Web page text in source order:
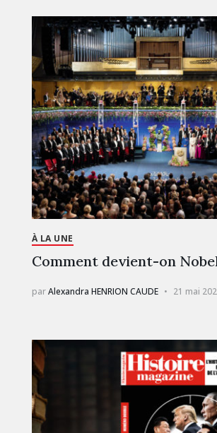
À LA UNE
Comment devient-on
parAlexandra HENRION CAUDE 21 mai